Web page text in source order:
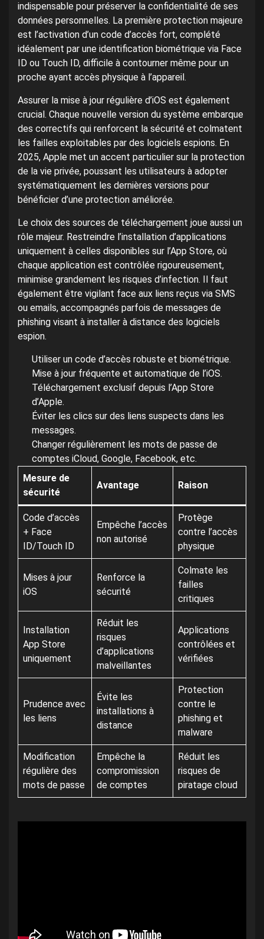
indispensable pour préserver la confidentialité de ses
données personnelles. La première protection majeure
est l’activation d’un code d’accès fort, complété
idéalement par une identification biométrique via Face
ID ou Touch ID, difficile à contourner même pour un
proche ayant accès physique à l’appareil.
Assurer la mise à jour régulière d’iOS est également
crucial. Chaque nouvelle version du système embarque
des correctifs qui renforcent la sécurité et colmatent
les failles exploitables par des logiciels espions. En
2025, Apple met un accent particulier sur la protection
de la vie privée, poussant les utilisateurs à adopter
systématiquement les dernières versions pour
bénéficier d’une protection améliorée.
Le choix des sources de téléchargement joue aussi un
rôle majeur. Restreindre l’installation d’applications
uniquement à celles disponibles sur l’App Store, où
chaque application est contrôlée rigoureusement,
minimise grandement les risques d’infection. Il faut
également être vigilant face aux liens reçus via SMS
ou emails, accompagnés parfois de messages de
phishing visant à installer à distance des logiciels
espion.
Utiliser un code d’accès robuste et biométrique.
Mise à jour fréquente et automatique de l’iOS.
Téléchargement exclusif depuis l’App Store
d’Apple.
Éviter les clics sur des liens suspects dans les
messages.
Changer régulièrement les mots de passe de
comptes iCloud, Google, Facebook, etc.
Mesure de
sécurité
Avantage Raison
Code d’accès
+ Face
ID/Touch ID
Empêche l’accès
non autorisé
Protège
contre l’accès
physique
Mises à jour
iOS
Renforce la
sécurité
Colmate les
failles
critiques
Installation
App Store
uniquement
Réduit les
risques
d’applications
malveillantes
Applications
contrôlées et
vérifiées
Prudence avec
les liens
Évite les
installations à
distance
Protection
contre le
phishing et
malware
Modification
régulière des
mots de passe
Empêche la
compromission
de comptes
Réduit les
risques de
piratage cloud